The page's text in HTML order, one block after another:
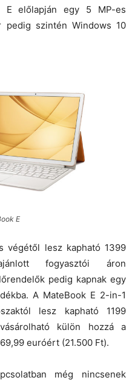
E előlapján egy 5 MP-es
pedig szintén Windows 10
E
végétől lesz kapható 1399
fogyasztói áron
pedig kapnak egy
A MateBook E 2-in-1
lesz kapható 1199
külön hozzá a
euróért (21.500 Ft).
még nincsenek